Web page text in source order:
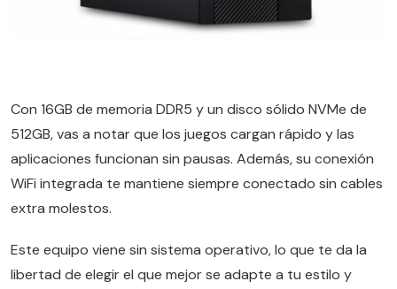
Con 16GB de memoria DDR5 y un disco sólido NVMe de
512GB, vas a notar que los juegos cargan rápido y las
aplicaciones funcionan sin pausas. Además, su conexión
WiFi integrada te mantiene siempre conectado sin cables
extra molestos.
Este equipo viene sin sistema operativo, lo que te da la
libertad de elegir el que mejor se adapte a tu estilo y